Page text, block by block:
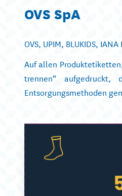
OVS SpA
OVS, UPIM, BLUKIDS, IANA
Auf allen
trennen“
Entsorgungsmethoden